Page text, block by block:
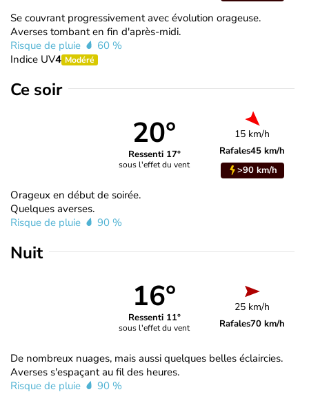
Se couvrant progressivement avec évolution orageuse.
Averses tombant en fin d'après-midi.
Risque de pluie
60 %
Indice UV4 Modéré
Ce soir
20°
Ressenti 17°
sous l'effet du vent
15 km/h
Rafales45 km/h
>90 km/h
Orageux en début de soirée.
Quelques averses.
Risque de pluie
90 %
Nuit
16°
Ressenti 11°
sous l'effet du vent
25 km/h
Rafales70 km/h
De nombreux nuages, mais aussi quelques belles éclaircies.
Averses s'espaçant au fil des heures.
Risque de pluie
90 %